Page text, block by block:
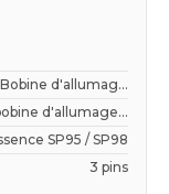
Bobine d'allumag...
d'allumage...
SP95 / SP98
3 pins